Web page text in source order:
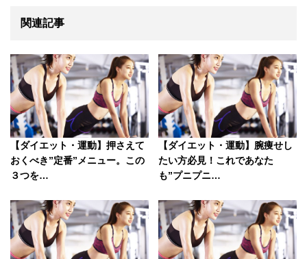
関連記事
【ダイエット・運動】押さえて
おくべき”定番”メニュー。この
３つを…
【ダイエット・運動】腕痩せし
たい方必見！これであなた
も”プニプニ…